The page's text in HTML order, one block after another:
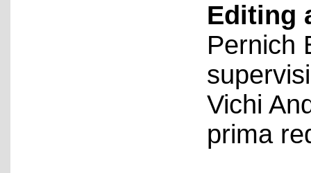
Editing
Pernich
Vichi
prima